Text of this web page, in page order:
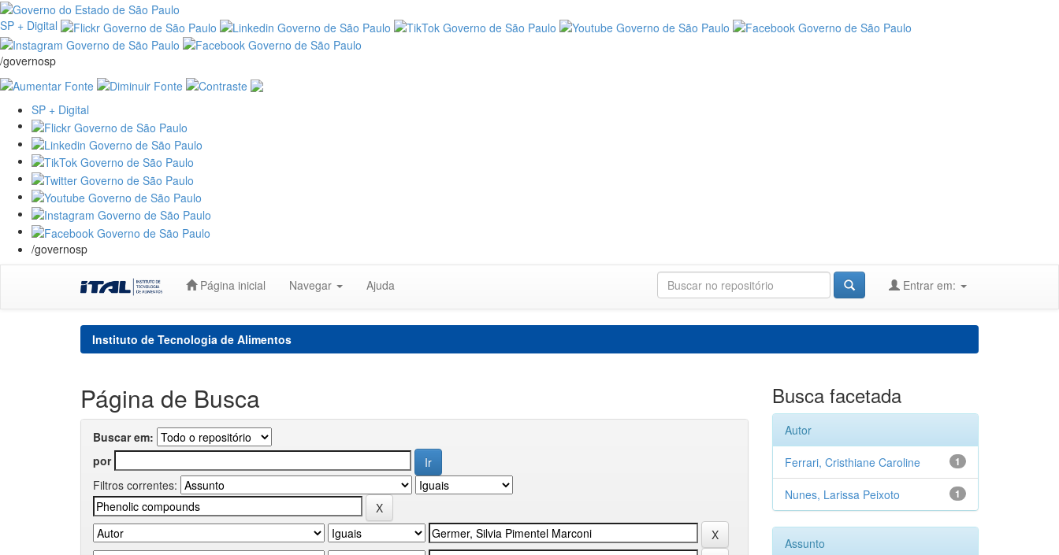
SP + Digital
/governosp
SP + Digital
/governosp
Página inicial Navegar Ajuda Entrar em:
Instituto de Tecnologia de Alimentos
Página de Busca
Buscar em:
por
Filtros correntes:
Busca facetada
Autor
1
Ferrari, Cristhiane Caroline
1
Nunes, Larissa Peixoto
Assunto